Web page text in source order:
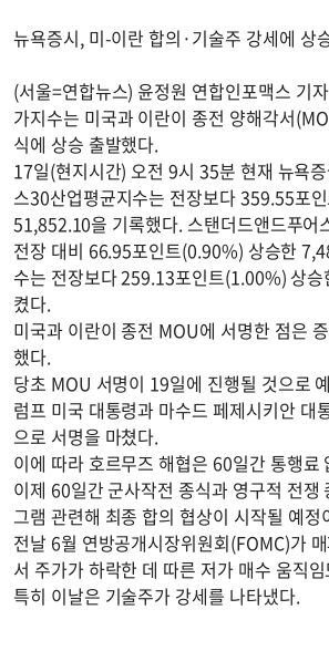
뉴욕증시, 미-이란 합의·기술주 강세에 상
(서울=연합뉴스) 윤정원 연합인포맥스 기
가지수는 미국과 이란이 종전 양해각서
식에 상승 출발했다.
17일(현지시간) 오전 9시 35분 현재 뉴욕
스30산업평균지수는 전장보다 359.55포
51,852.10을 기록했다. 스탠더드앤드푸어
전장 대비 66.95포인트(0.90%) 상승한
수는 전장보다 259.13포인트(1.00%) 상
켰다.
미국과 이란이 종전 MOU에 서명한 점은
했다.
당초 MOU 서명이 19일에 진행될 것으로
럼프 미국 대통령과 마수드 페제시키안 대
으로 서명을 마쳤다.
이에 따라 호르무즈 해협은 60일간 통행료
이제 60일간 군사작전 종식과 영구적 전쟁
그램 관련해 최종 합의 협상이 시작될 예정
전날 6월 연방공개시장위원회(FOMC)가
서 주가가 하락한 데 따른 저가 매수 움직
특히 이날은 기술주가 강세를 나타냈다.